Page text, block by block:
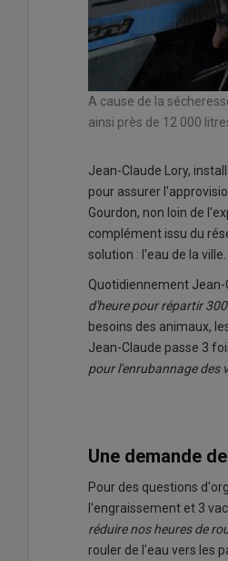
A cause de la
ainsi près de 12 000
Jean-Claude Lory,
pour assurer
Gourdon, non loin de
complément issu du
solution : l'eau de la ville.
Quotidiennement Jean-
d'heure pour répartir
besoins des animaux,
Jean-Claude passe 3
pour l'enrubannage des
Une demande
Pour des questions
l'engraissement et 3
réduire nos heures de
rouler de l'eau vers les